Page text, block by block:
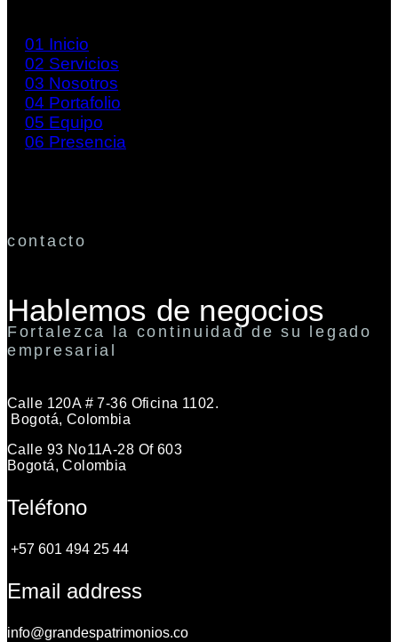
01 Inicio
02 Servicios
03 Nosotros
04 Portafolio
05 Equipo
06 Presencia
contacto
Hablemos de negocios
Fortalezca la continuidad de su legado
empresarial
Calle 120A # 7-36 Oficina 1102.
Bogotá, Colombia
Calle 93 No11A-28 Of 603
Bogotá, Colombia
Teléfono
+57 601 494 25 44
Email address
info@grandespatrimonios.co